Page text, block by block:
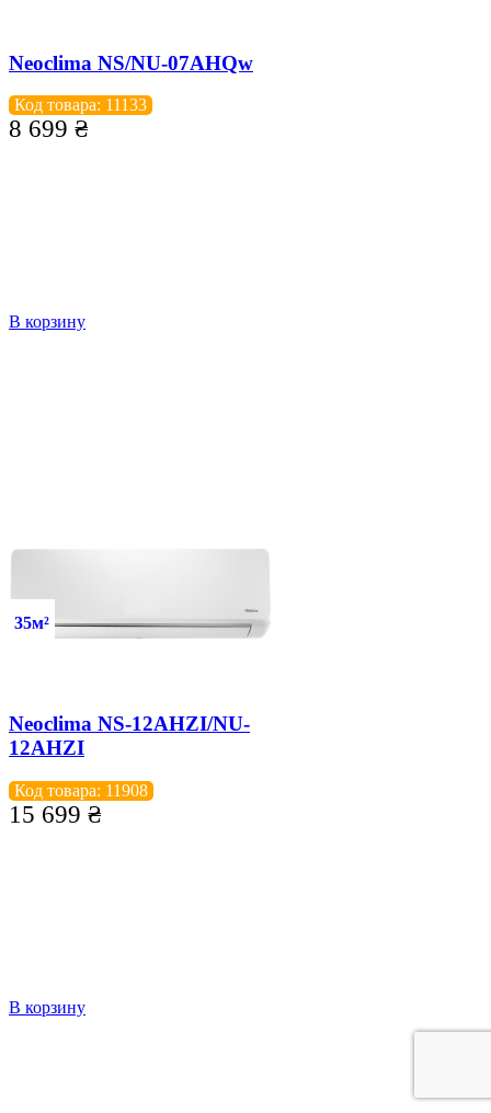
Neoclima NS/NU-07AHQw
Код товара: 11133
8 699 ₴
В корзину
35м²
Neoclima NS-12AHZI/NU-
12AHZI
Код товара: 11908
15 699 ₴
В корзину